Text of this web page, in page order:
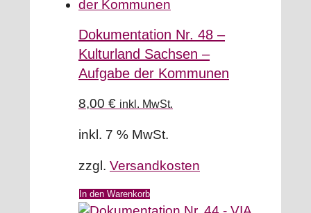
Dokumentation Nr. 48 –
Kulturland Sachsen –
Aufgabe der Kommunen
8,00 € inkl. MwSt.
inkl. 7 % MwSt.
zzgl. Versandkosten
In den Warenkorb